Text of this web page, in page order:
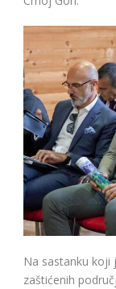
Na sastanku koji
zaštićenih